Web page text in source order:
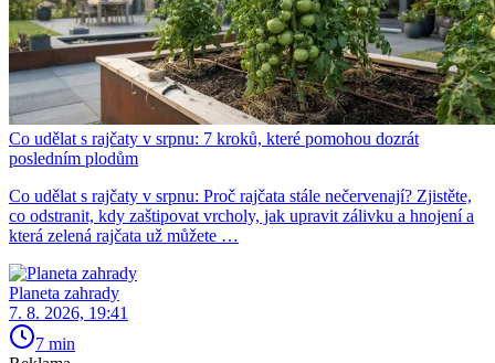
Co udělat s rajčaty v srpnu: 7 kroků, které pomohou dozrát
posledním plodům
Co udělat s rajčaty v srpnu: Proč rajčata stále nečervenají? Zjistěte,
co odstranit, kdy zaštipovat vrcholy, jak upravit zálivku a hnojení a
která zelená rajčata už můžete …
Planeta zahrady
7. 8. 2026, 19:41
7 min